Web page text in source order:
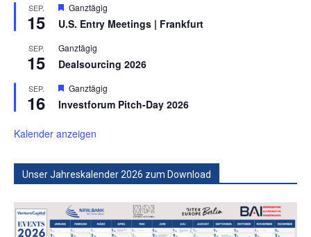
SEP.
15
Hervorgehoben
Ganztägig
U.S. Entry Meetings | Frankfurt
SEP.
15
Ganztägig
Dealsourcing 2026
SEP.
16
Hervorgehoben
Ganztägig
Investforum Pitch-Day 2026
Kalender anzeigen
Unser Jahreskalender 2026 zum Download